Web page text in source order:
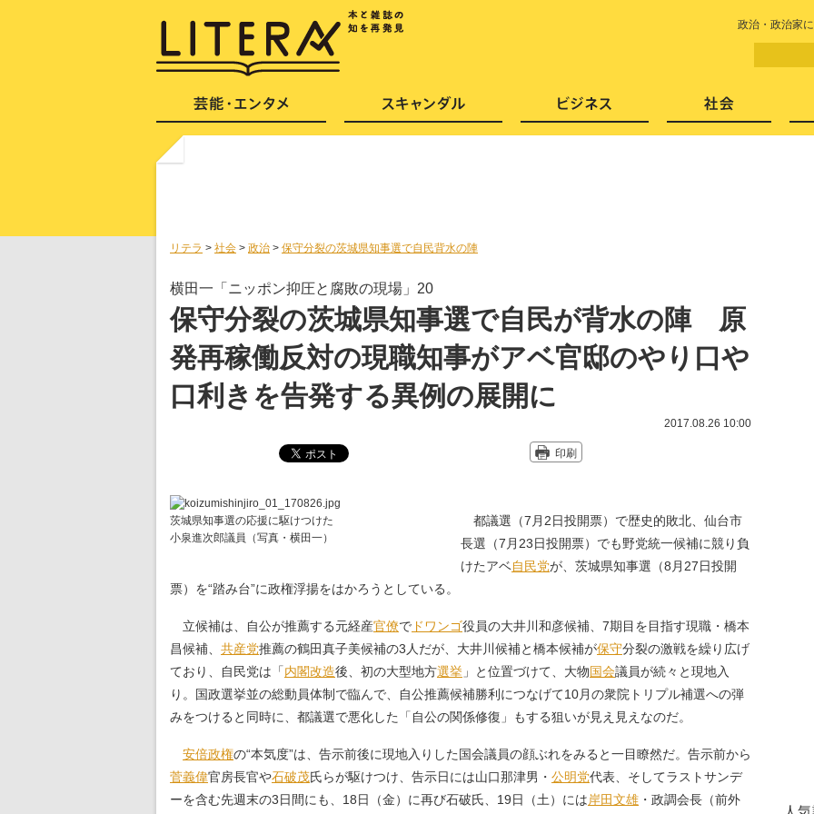
政治・政治家
リテラ > 社会 > 政治 > 保守分裂の茨城県知事選で自民背水の陣
横田一「ニッポン抑圧と腐敗の現場」20
保守分裂の茨城県知事選で自民が背水の陣 原
発再稼働反対の現職知事がアベ官邸のやり口や
口利きを告発する異例の展開に
2017.08.26 10:00
印刷
茨城県知事選の応援に駆けつけた
小泉進次郎議員（写真・横田一）
都議選（7月2日投開票）で歴史的敗北、仙台市
長選（7月23日投開票）でも野党統一候補に競り負
けたアベ自民党が、茨城県知事選（8月27日投開
票）を“踏み台”に政権浮揚をはかろうとしている。
立候補は、自公が推薦する元経産官僚で ドワンゴ役員の大井川和彦候補、7期目を目指す現職・橋本
昌候補、 共産党推薦の鶴田真子美候補の3人だが、大井川候補と橋本候補が保守分裂の激戦を繰り広げ
ており、自民党は「内閣改造後、初の大型地方選挙 」と位置づけて、大物国会議員が続々と現地入
り。国政選挙並の総動員体制で臨んで、自公推薦候補勝利につなげて10月の衆院トリプル補選への弾
みをつけると同時に、都議選で悪化した「自公の関係修復」もする狙いが見え見えなのだ。
安倍政権の“本気度”は、告示前後に現地入りした国会議員の顔ぶれをみると一目瞭然だ。告示前から
菅義偉官房長官や石破茂氏らが駆けつけ、告示日には山口那津男・ 公明党代表、そしてラストサンデ
ーを含む先週末の3日間にも、18日（金）に再び石破氏、19日（土）には岸田文雄 ・政調会長（前外
芸能・エンタメ スキャンダル